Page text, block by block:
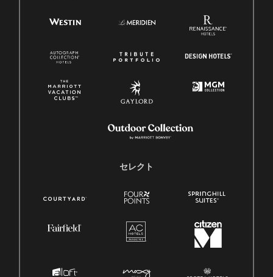
セレクト